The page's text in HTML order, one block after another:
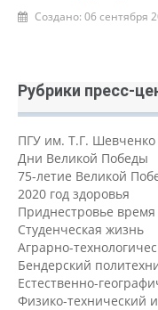
Создано: 06 сентября
Рубрики пресс-
ПГУ им. Т.Г. Шевченко
Дни Великой Победы
75-летие Великой
2020 год здоровья
Приднестровье
Студенческая жизнь
Аграрно-
Бендерский
Естественно-
Физико-технический